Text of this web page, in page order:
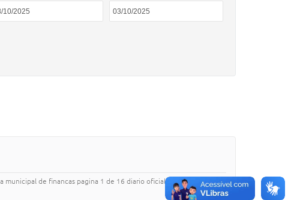
de financas pagina 1 de 16 diario oficial eletronico